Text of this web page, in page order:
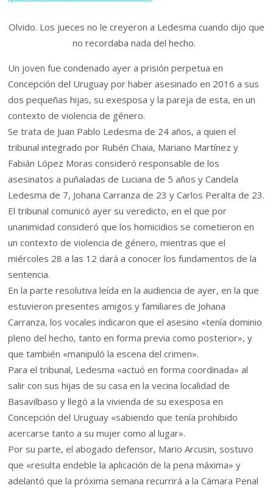
Olvido. Los jueces no le creyeron a Ledesma cuando dijo que
no recordaba nada del hecho.
Un joven fue condenado ayer a prisión perpetua en
Concepción del Uruguay por haber asesinado en 2016 a sus
dos pequeñas hijas, su exesposa y la pareja de esta, en un
contexto de violencia de género.
Se trata de Juan Pablo Ledesma de 24 años, a quien el
tribunal integrado por Rubén Chaia, Mariano Martínez y
Fabián López Moras consideró responsable de los
asesinatos a puñaladas de Luciana de 5 años y Candela
Ledesma de 7, Johana Carranza de 23 y Carlos Peralta de 23.
El tribunal comunicó ayer su veredicto, en el que por
unanimidad consideró que los homicidios se cometieron en
un contexto de violencia de género, mientras que el
miércoles 28 a las 12 dará a conocer los fundamentos de la
sentencia.
En la parte resolutiva leída en la audiencia de ayer, en la que
estuvieron presentes amigos y familiares de Johana
Carranza, los vocales indicaron que el asesino «tenía dominio
pleno del hecho, tanto en forma previa como posterior», y
que también «manipuló la escena del crimen».
Para el tribunal, Ledesma «actuó en forma coordinada» al
salir con sus hijas de su casa en la vecina localidad de
Basavilbaso y llegó a la vivienda de su exesposa en
Concepción del Uruguay «sabiendo que tenía prohibido
acercarse tanto a su mujer como al lugar».
Por su parte, el abogado defensor, Mario Arcusin, sostuvo
que «resulta endeble la aplicación de la pena máxima» y
adelantó que la próxima semana recurrirá a la Cámara Penal